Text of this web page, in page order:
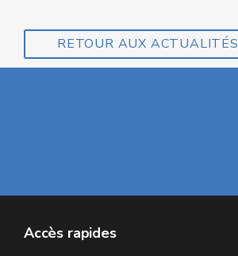
RETOUR AUX ACTUALITÉS
Accès rapides